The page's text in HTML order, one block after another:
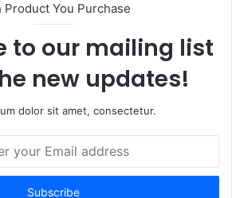
Product You Purchase
to our mailing list
new updates!
dolor sit amet, consectetur.